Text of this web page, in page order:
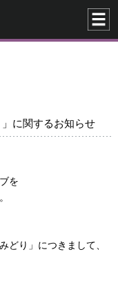
に関するお知らせ
を
どり」につきまして、